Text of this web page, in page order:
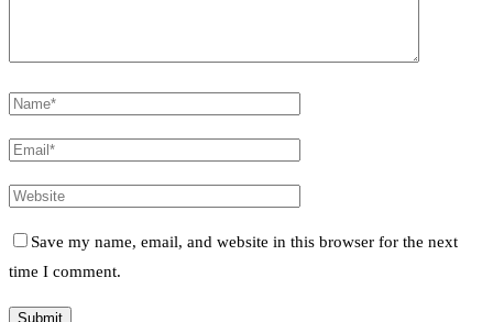
Save my name, email, and website in this browser for the next
time I comment.